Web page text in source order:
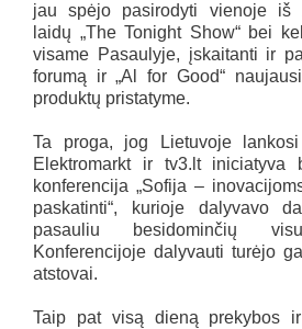
jau spėjo pasirodyti vienoje iš
laidų „The Tonight Show“ bei
visame Pasaulyje, įskaitanti ir
forumą ir „Al for Good“
produktų pristatyme.
Ta proga, jog Lietuvoje
Elektromarkt ir tv3.lt iniciatyva
konferencija „Sofija –
paskatinti“, kurioje dalyvavo
pasauliu besidominčių
Konferencijoje dalyvauti turėjo
atstovai.
Taip pat visą dieną prekybos